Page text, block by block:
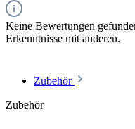
Keine Bewertungen
Erkenntnisse mit anderen.
Zubehör
Zubehör